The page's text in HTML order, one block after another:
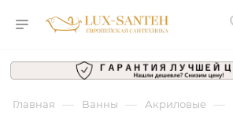
Главная — Ванны — Акриловые —